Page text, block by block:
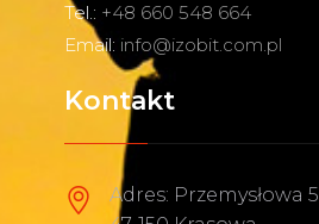
Tel.: +48 660 548 664
Email: info@izobit.com.pl
Kontakt
Adres: Przemysłowa 5